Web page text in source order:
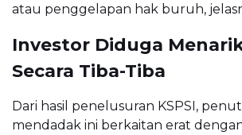
atau penggelapan hak buruh,
Investor Diduga
Secara Tiba-Tiba
Dari hasil penelusuran KSPSI,
mendadak ini berkaitan erat